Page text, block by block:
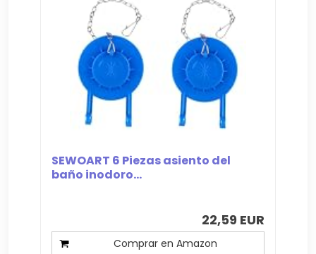
SEWOART 6 Piezas asiento del
baño inodoro...
22,59 EUR
Comprar en Amazon